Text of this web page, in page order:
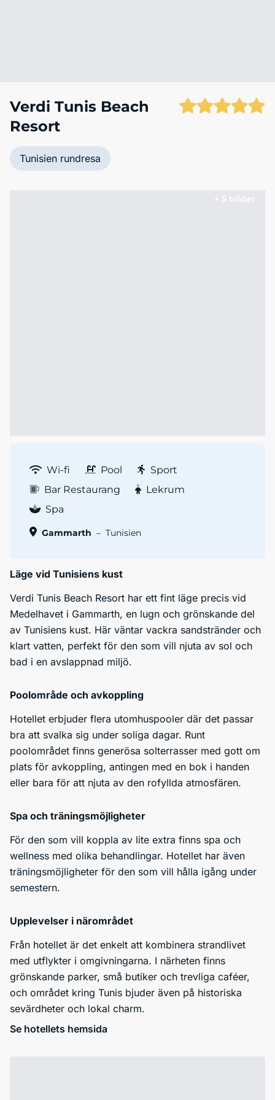
Verdi Tunis Beach
Resort
Tunisien rundresa
+ 5 bilder
Wi-fi Pool
Sport
Bar Restaurang
Lekrum
Spa
Gammarth – Tunisien
Läge vid Tunisiens kust
Verdi Tunis Beach Resort har ett fint läge precis vid
Medelhavet i Gammarth, en lugn och grönskande del
av Tunisiens kust. Här väntar vackra sandstränder och
klart vatten, perfekt för den som vill njuta av sol och
bad i en avslappnad miljö.
Poolområde och avkoppling
Hotellet erbjuder flera utomhuspooler där det passar
bra att svalka sig under soliga dagar. Runt
poolområdet finns generösa solterrasser med gott om
plats för avkoppling, antingen med en bok i handen
eller bara för att njuta av den rofyllda atmosfären.
Spa och träningsmöjligheter
För den som vill koppla av lite extra finns spa och
wellness med olika behandlingar. Hotellet har även
träningsmöjligheter för den som vill hålla igång under
semestern.
Upplevelser i närområdet
Från hotellet är det enkelt att kombinera strandlivet
med utflykter i omgivningarna. I närheten finns
grönskande parker, små butiker och trevliga caféer,
och området kring Tunis bjuder även på historiska
sevärdheter och lokal charm.
Se hotellets hemsida